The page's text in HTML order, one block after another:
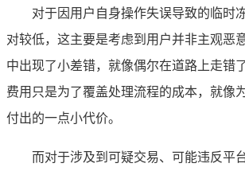
对于因用户自身操作失误导致的临时
对较低，这主要是考虑到用户并非主观恶
中出现了小差错，就像偶尔在道路上走错
费用只是为了覆盖处理流程的成本，就像
付出的一点小代价。
而对于涉及到可疑交易、可能违反平